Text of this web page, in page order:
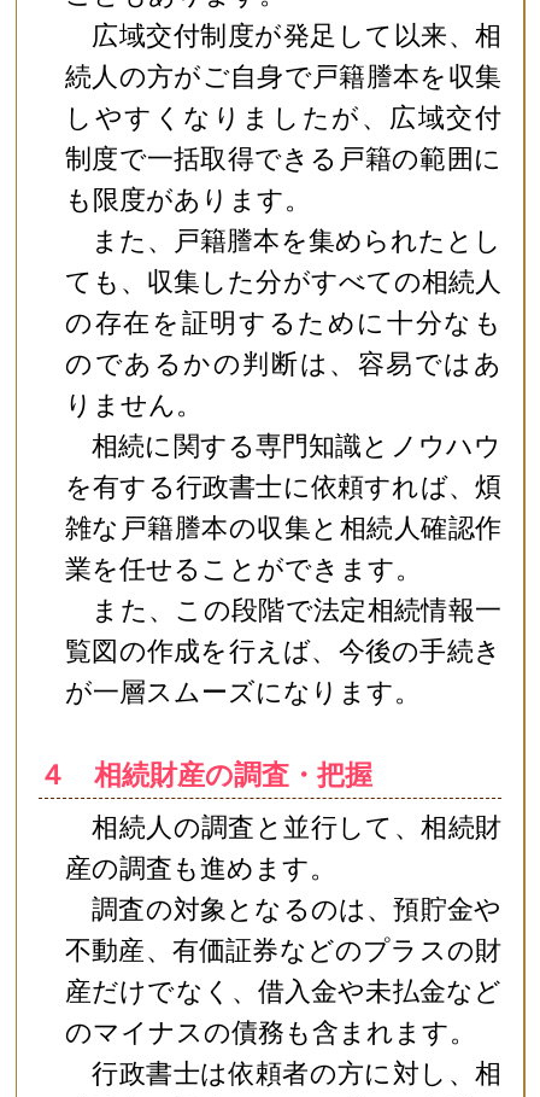
広域交付制度が発足して以来、相
続人の方がご自身で戸籍謄本を収集
しやすくなりましたが、広域交付
制度で一括取得できる戸籍の範囲に
も限度があります。
また、戸籍謄本を集められたとし
ても、収集した分がすべての相続人
の存在を証明するために十分なも
のであるかの判断は、容易ではあ
りません。
相続に関する専門知識とノウハウ
を有する行政書士に依頼すれば、煩
雑な戸籍謄本の収集と相続人確認作
業を任せることができます。
また、この段階で法定相続情報一
覧図の作成を行えば、今後の手続き
が一層スムーズになります。
４ 相続財産の調査・把握
相続人の調査と並行して、相続財
産の調査も進めます。
調査の対象となるのは、預貯金や
不動産、有価証券などのプラスの財
産だけでなく、借入金や未払金など
のマイナスの債務も含まれます。
行政書士は依頼者の方に対し、相